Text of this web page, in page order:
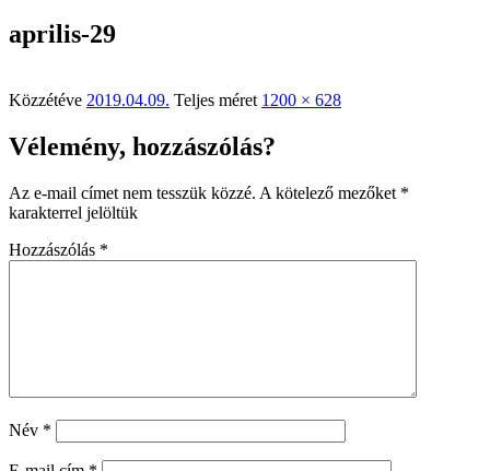
aprilis-29
Közzétéve 2019.04.09. Teljes méret 1200 × 628
Vélemény, hozzászólás?
Az e-mail címet nem tesszük közzé. A kötelező mezőket *
karakterrel jelöltük
Hozzászólás *
Név *